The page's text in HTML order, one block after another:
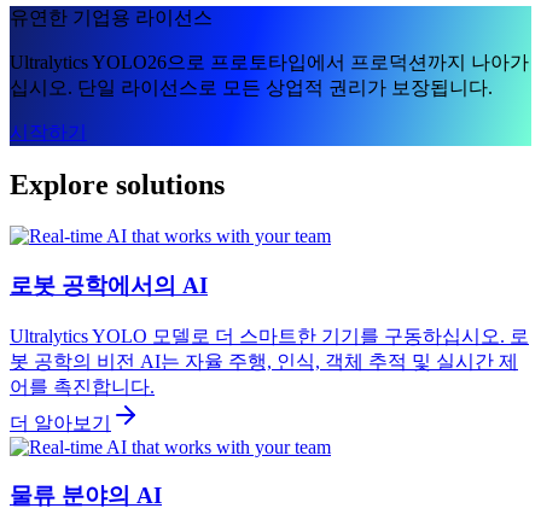
유연한 기업용 라이선스
Ultralytics YOLO26으로 프로토타입에서 프로덕션까지 나아가
십시오. 단일 라이선스로 모든 상업적 권리가 보장됩니다.
시작하기
Explore solutions
로봇 공학에서의 AI
Ultralytics YOLO 모델로 더 스마트한 기기를 구동하십시오. 로
봇 공학의 비전 AI는 자율 주행, 인식, 객체 추적 및 실시간 제
어를 촉진합니다.
더 알아보기
물류 분야의 AI